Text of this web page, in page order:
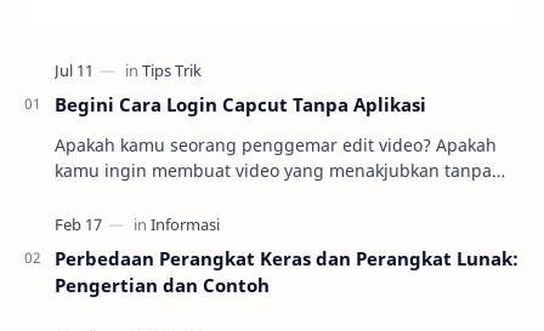
Begini Cara Login Capcut Tanpa Aplikasi
Apakah kamu seorang penggemar edit video? Apakah
kamu ingin membuat video yang menakjubkan tanpa
editin…
Perbedaan Perangkat Keras dan Perangkat Lunak:
Pengertian dan Contoh